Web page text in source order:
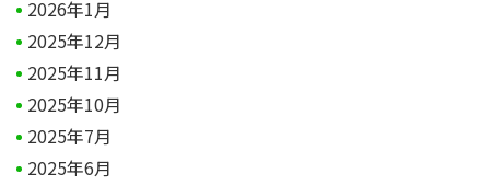
2026年1月
2025年12月
2025年11月
2025年10月
2025年7月
2025年6月